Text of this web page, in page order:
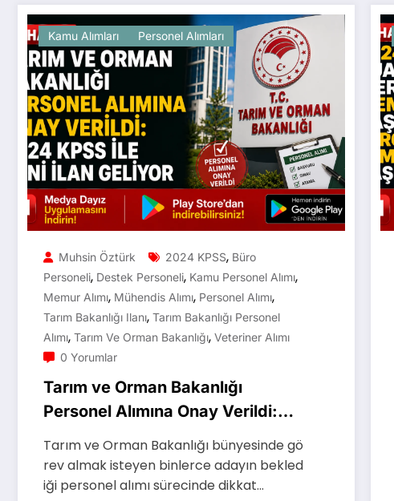
Kamu Alımları Personel Alımları
Muhsin Öztürk 2024 KPSS, Büro
Personeli, Destek Personeli, Kamu Personel Alımı,
Memur Alımı, Mühendis Alımı, Personel Alımı,
Tarım Bakanlığı Ilanı, Tarım Bakanlığı Personel
Alımı, Tarım Ve Orman Bakanlığı, Veteriner Alımı
0 Yorumlar
Tarım ve Orman Bakanlığı
Personel Alımına Onay Verildi:
2024 KPSS ile Yeni İlan Geliyor
Tarım ve Orman Bakanlığı bünyesinde gö
rev almak isteyen binlerce adayın bekled
iği personel alımı sürecinde dikkat…